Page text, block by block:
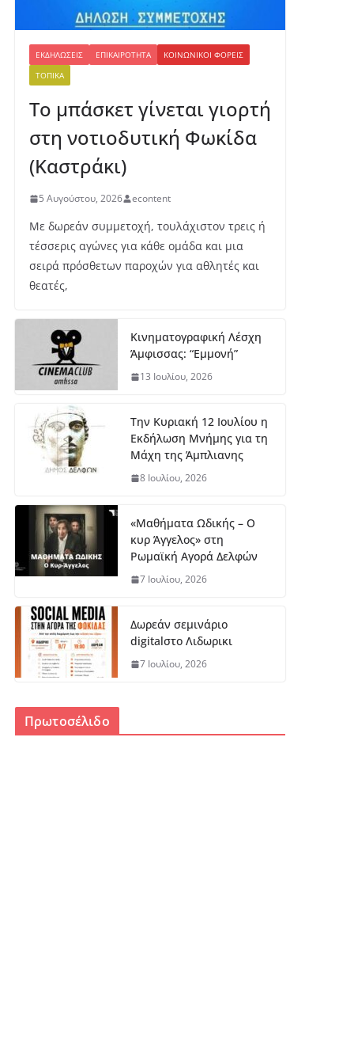
ΕΚΔΗΛΏΣΕΙΣ ΕΠΙΚΑΙΡΌΤΗΤΑ
ΚΟΙΝΩΝΙΚΟΊ ΦΟΡΕΊΣ
ΤΟΠΙΚΆ
Το μπάσκετ γίνεται γιορτή
στη νοτιοδυτική Φωκίδα
(Καστράκι)
5 Αυγούστου, 2026 econtent
Με δωρεάν συμμετοχή, τουλάχιστον τρεις ή
τέσσερις αγώνες για κάθε ομάδα και μια
σειρά πρόσθετων παροχών για αθλητές και
θεατές,
Κινηματογραφική Λέσχη
Άμφισσας: “Εμμονή”
13 Ιουλίου, 2026
Την Κυριακή 12 Ιουλίου η
Εκδήλωση Μνήμης για τη
Μάχη της Άμπλιανης
8 Ιουλίου, 2026
«Μαθήματα Ωδικής – Ο
κυρ Άγγελος» στη
Ρωμαϊκή Αγορά Δελφών
7 Ιουλίου, 2026
Δωρεάν σεμινάριο
digitalστο Λιδωρικι
7 Ιουλίου, 2026
Πρωτοσέλιδο